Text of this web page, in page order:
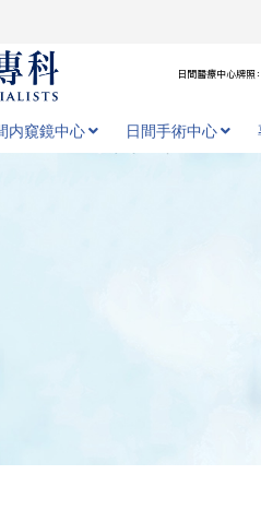
日間醫療中心牌照
内窺鏡中心 日間手術中心